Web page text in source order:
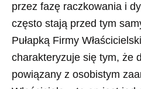
przez fazę raczkowania i
często stają przed tym
Pułapką Firmy
charakteryzuje się tym, że
powiązany z osobistym